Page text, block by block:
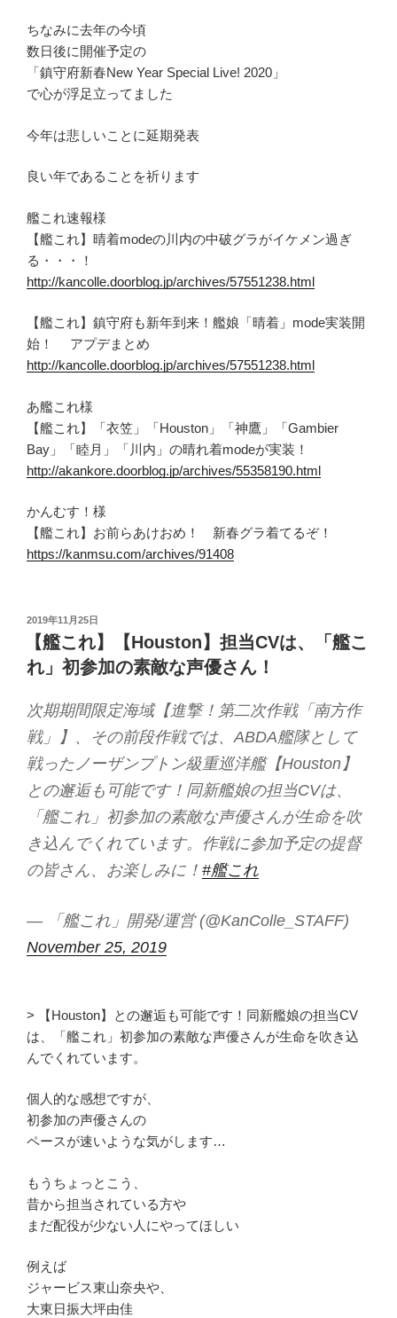
ちなみに去年の今頃
数日後に開催予定の
「鎮守府新春New Year Special Live! 2020」
で心が浮足立ってました
今年は悲しいことに延期発表
良い年であることを祈ります
艦これ速報様
【艦これ】晴着modeの川内の中破グラがイケメン過ぎ
る・・・！
http://kancolle.doorblog.jp/archives/57551238.html
【艦これ】鎮守府も新年到来！艦娘「晴着」mode実装開
始！ アプデまとめ
http://kancolle.doorblog.jp/archives/57551238.html
あ艦これ様
【艦これ】「衣笠」「Houston」「神鷹」「Gambier
Bay」「睦月」「川内」の晴れ着modeが実装！
http://akankore.doorblog.jp/archives/55358190.html
かんむす！様
【艦これ】お前らあけおめ！ 新春グラ着てるぞ！
https://kanmsu.com/archives/91408
投
日:
2019年11月25日
【艦これ】【Houston】担当CVは、「艦こ
れ」初参加の素敵な声優さん！
次期期間限定海域【進撃！第二次作戦「南方作
戦」】、その前段作戦では、ABDA艦隊として
戦ったノーザンプトン級重巡洋艦【Houston】
との邂逅も可能です！同新艦娘の担当CVは、
「艦これ」初参加の素敵な声優さんが生命を吹
き込んでくれています。作戦に参加予定の提督
の皆さん、お楽しみに！ #艦これ
— 「艦これ」開発/運営 (@KanColle_STAFF)
November 25, 2019
> 【Houston】との邂逅も可能です！同新艦娘の担当CV
は、「艦これ」初参加の素敵な声優さんが生命を吹き込
んでくれています。
個人的な感想ですが、
初参加の声優さんの
ペースが速いような気がします…
もうちょっとこう、
昔から担当されている方や
まだ配役が少ない人にやってほしい
例えば
ジャービス東山奈央や、
大東日振大坪由佳